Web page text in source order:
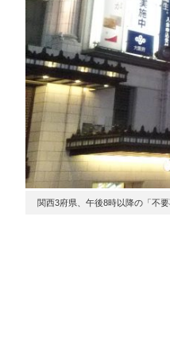
関西3府県、午後8時以降の「不